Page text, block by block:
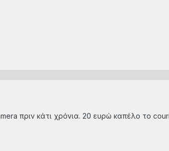
πριν κάτι χρόνια. 20 ευρώ καπέλο το